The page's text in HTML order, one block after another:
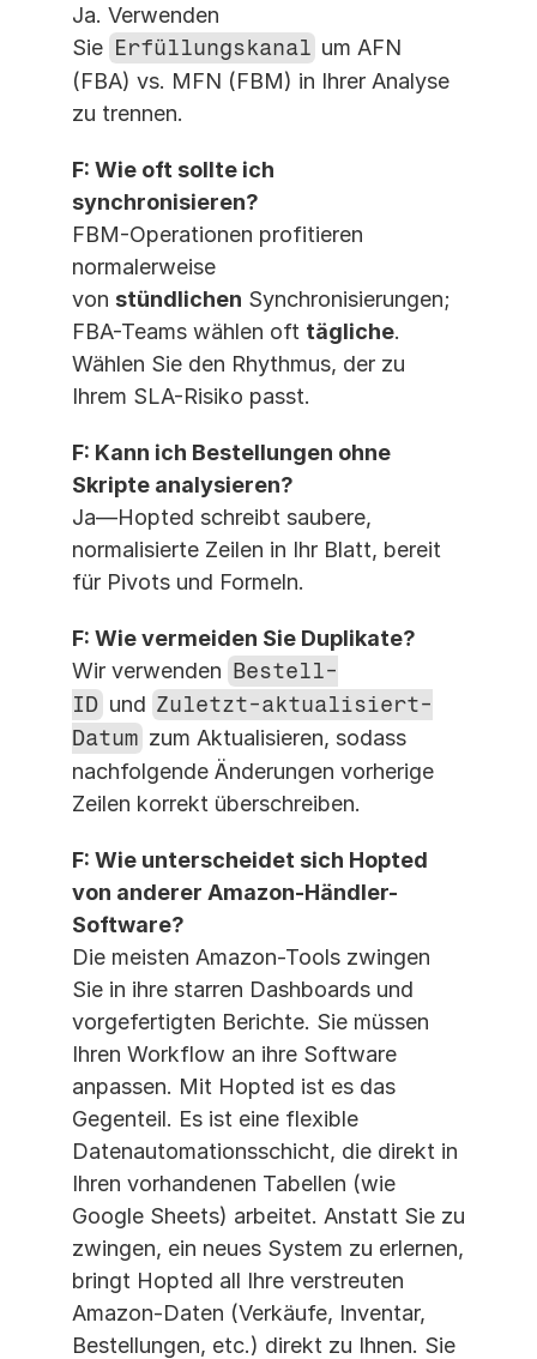
Ja. Verwenden
Sie Erfüllungskanal um AFN
(FBA) vs. MFN (FBM) in Ihrer Analyse
zu trennen.
F: Wie oft sollte ich
synchronisieren?
FBM-Operationen profitieren
normalerweise
von stündlichen Synchronisierungen;
FBA-Teams wählen oft tägliche.
Wählen Sie den Rhythmus, der zu
Ihrem SLA-Risiko passt.
F: Kann ich Bestellungen ohne
Skripte analysieren?
Ja—Hopted schreibt saubere,
normalisierte Zeilen in Ihr Blatt, bereit
für Pivots und Formeln.
F: Wie vermeiden Sie Duplikate?
Wir verwenden Bestell-
ID und Zuletzt-aktualisiert-
Datum zum Aktualisieren, sodass
nachfolgende Änderungen vorherige
Zeilen korrekt überschreiben.
F: Wie unterscheidet sich Hopted
von anderer Amazon-Händler-
Software?
Die meisten Amazon-Tools zwingen
Sie in ihre starren Dashboards und
vorgefertigten Berichte. Sie müssen
Ihren Workflow an ihre Software
anpassen. Mit Hopted ist es das
Gegenteil. Es ist eine flexible
Datenautomationsschicht, die direkt in
Ihren vorhandenen Tabellen (wie
Google Sheets) arbeitet. Anstatt Sie zu
zwingen, ein neues System zu erlernen,
bringt Hopted all Ihre verstreuten
Amazon-Daten (Verkäufe, Inventar,
Bestellungen, etc.) direkt zu Ihnen. Sie